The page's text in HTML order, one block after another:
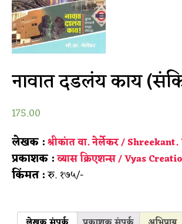
नावात दडलंय काय
175.00
लेखक :श्रीकांत वा. नेर्लेकर /
प्रकाशक :व्यास क्रिएशन्स / Vyas
किंमत :रु. १७५/-